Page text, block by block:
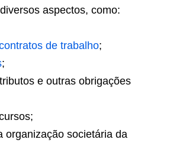
aspectos, como:
de trabalho;
;
e outras obrigações
organização societária da